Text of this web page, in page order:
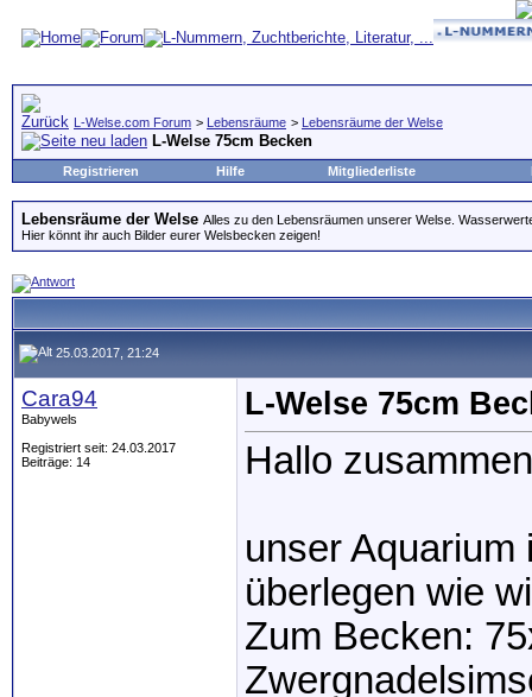
L-Welse.com Forum > Lebensräume > Lebensräume der Welse
L-Welse 75cm Becken
Registrieren Hilfe Mitgliederliste
Lebensräume der Welse Alles zu den Lebensräumen unserer Welse.
Hier könnt ihr auch Bilder eurer Welsbecken zeigen!
25.03.2017, 21:24
Cara94
Babywels
Registriert seit: 24.03.2017
Beiträge: 14
L-Welse 75cm
Hallo
unser
überlegen wie
Zum Becken: